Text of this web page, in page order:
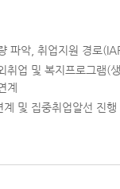
파악, 취업지원 경로
취업 및 복지프로그램(
계
및 집중취업알선 진행